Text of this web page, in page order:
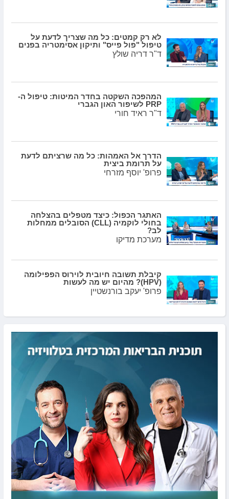
לא רק קמטים: כל מה שצריך לדעת על
טיפול "פול פייס" ותיקון אסימטריה בפנים
ד"ר דריה שולץ
המהפכה השקטה בחדר המיטות: טיפול ה-
PRP לשיפור האון הגברי
ד"ר ראיד חורי
הדרך אל האמהות: כל מה שרציתם לדעת
על תרומת ביצית
פרופ' יוסף מזרחי
האתגר הכפול: כיצד מטפלים בהצלחה
בחולי לוקמיה (CLL) הסובלים ממחלות
לב?
מערכת מדיקו
קיבלת תשובה חיובית לוירוס הפפילומה
(HPV)? מהיום יש מה לעשות
פרופ' יעקב בורנשטיין